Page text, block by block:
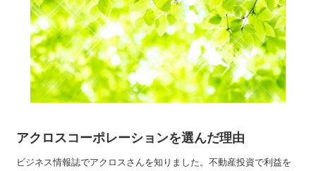
アクロスコーポレーションを選んだ理由
ビジネス情報誌でアクロスさんを知りました。不動産投資で利益を